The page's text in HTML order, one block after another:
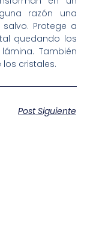
razón una
Protege a
quedando los
También
cristales.
Post Siguiente